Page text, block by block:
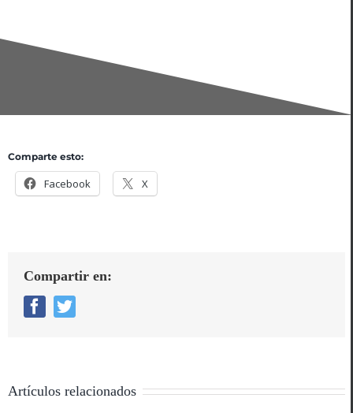
Comparte esto:
Facebook X
Compartir en:
Facebook
Twitter
Artículos relacionados